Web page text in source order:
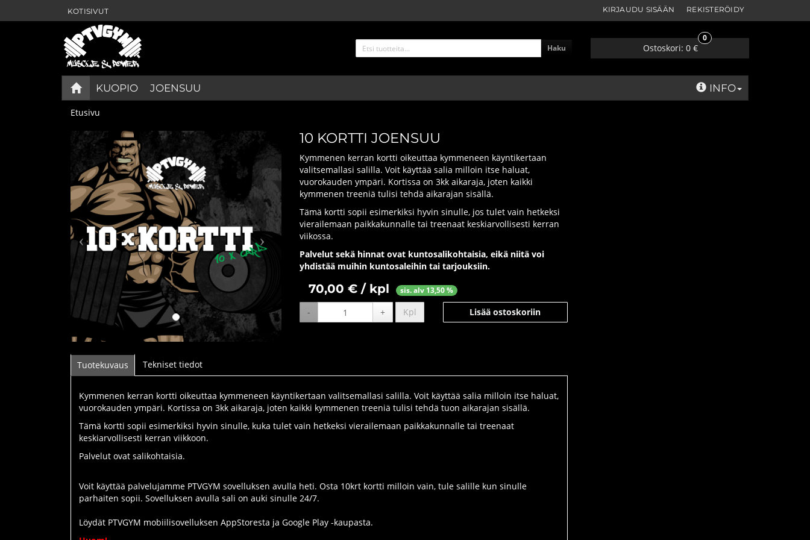
KOTISIVUT KIRJAUDU SISÄÄN REKISTERÖIDY
Haku Ostoskori: 0 €
0
KUOPIO JOENSUU INFO
Etusivu
10 KORTTI JOENSUU
Kymmenen kerran kortti oikeuttaa kymmeneen käyntikertaan
valitsemallasi salilla. Voit käyttää salia milloin itse haluat,
vuorokauden ympäri. Kortissa on 3kk aikaraja, joten kaikki
kymmenen treeniä tulisi tehdä aikarajan sisällä.
Tämä kortti sopii esimerkiksi hyvin sinulle, jos tulet vain hetkeksi
vierailemaan paikkakunnalle tai treenaat keskiarvollisesti kerran
viikossa.
Palvelut sekä hinnat ovat kuntosalikohtaisia, eikä niitä voi
yhdistää muihin kuntosaleihin tai tarjouksiin.
70,00 € / kpl sis. alv 13,50 %
- + Kpl Lisää ostoskoriin
Tuotekuvaus Tekniset tiedot
Kymmenen kerran kortti oikeuttaa kymmeneen käyntikertaan valitsemallasi salilla. Voit käyttää salia milloin itse haluat,
vuorokauden ympäri. Kortissa on 3kk aikaraja, joten kaikki kymmenen treeniä tulisi tehdä tuon aikarajan sisällä.
Tämä kortti sopii esimerkiksi hyvin sinulle, kuka tulet vain hetkeksi vierailemaan paikkakunnalle tai treenaat
keskiarvollisesti kerran viikkoon.
​Palvelut ovat salikohtaisia.
Voit käyttää palvelujamme PTVGYM sovelluksen avulla heti. Osta 10krt kortti milloin vain, tule salille kun sinulle
parhaiten sopii. Sovelluksen avulla sali on auki sinulle 24/7.
Löydät PTVGYM mobiilisovelluksen AppStoresta ja Google Play -kaupasta.